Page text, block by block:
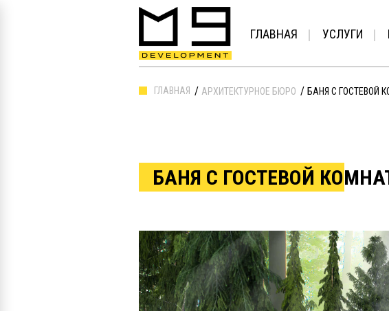
ГЛАВНАЯ УСЛУГИ
ГЛАВНАЯ АРХИТЕКТУРНОЕ БЮРО БАНЯ С ГОСТЕВОЙ
БАНЯ С ГОСТЕВОЙ